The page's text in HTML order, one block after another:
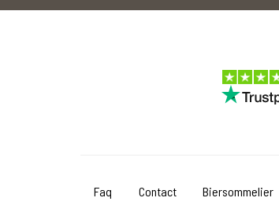
Faq Contact Biersommelier